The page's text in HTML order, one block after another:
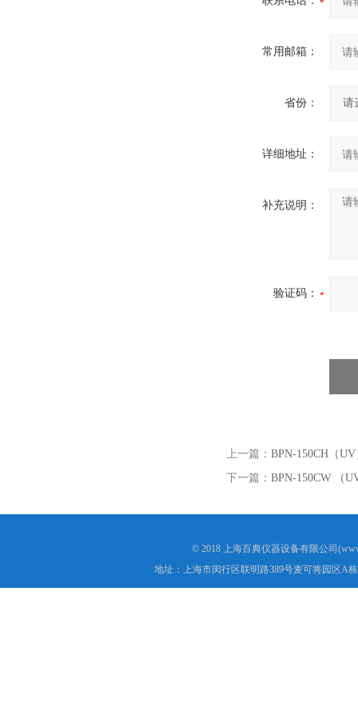
常用邮箱：
省份：
详细地址：
补充说明：
验证码：
上一篇： BPN-150CH（
下一篇： BPN-150CW （
© 2018 上海百典仪器设备有限公司
地址：上海市闵行区联明路389号麦可将园区A